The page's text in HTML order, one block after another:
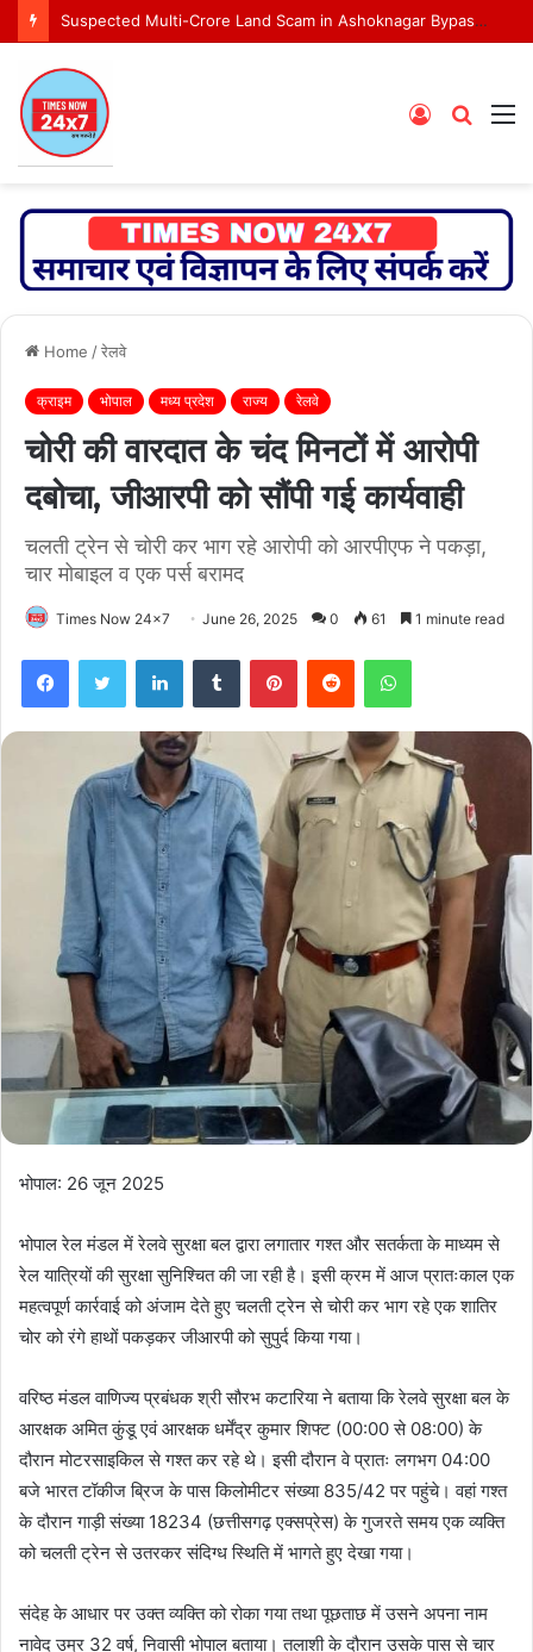
Suspected Multi-Crore Land Scam in Ashoknagar Bypass Project
Search
Log
Home /रेलवे
क्राइम भोपाल मध्य प्रदेश राज्य रेलवे
चोरी की वारदात के चंद मिनटों में आरोपी
दबोचा, जीआरपी को सौंपी गई कार्यवाही
चलती ट्रेन से चोरी कर भाग रहे आरोपी को आरपीएफ ने पकड़ा,
चार मोबाइल व एक पर्स बरामद
Times Now 24x7 June 26, 2025 0 61 1 minute read
FacebookTwitter LinkedInTumblr PinterestReddit WhatsApp
भोपाल: 26 जून 2025
भोपाल रेल मंडल में रेलवे सुरक्षा बल द्वारा लगातार गश्त और सतर्कता के माध्यम से
रेल यात्रियों की सुरक्षा सुनिश्चित की जा रही है। इसी क्रम में आज प्रातःकाल एक
महत्वपूर्ण कार्रवाई को अंजाम देते हुए चलती ट्रेन से चोरी कर भाग रहे एक शातिर
चोर को रंगे हाथों पकड़कर जीआरपी को सुपुर्द किया गया।
वरिष्ठ मंडल वाणिज्य प्रबंधक श्री सौरभ कटारिया ने बताया कि रेलवे सुरक्षा बल के
आरक्षक अमित कुंडू एवं आरक्षक धर्मेंद्र कुमार शिफ्ट (00:00 से 08:00) के
दौरान मोटरसाइकिल से गश्त कर रहे थे। इसी दौरान वे प्रातः लगभग 04:00
बजे भारत टॉकीज ब्रिज के पास किलोमीटर संख्या 835/42 पर पहुंचे। वहां गश्त
के दौरान गाड़ी संख्या 18234 (छत्तीसगढ़ एक्सप्रेस) के गुजरते समय एक व्यक्ति
को चलती ट्रेन से उतरकर संदिग्ध स्थिति में भागते हुए देखा गया।
संदेह के आधार पर उक्त व्यक्ति को रोका गया तथा पूछताछ में उसने अपना नाम
नावेद उम्र 32 वर्ष, निवासी भोपाल बताया। तलाशी के दौरान उसके पास से चार